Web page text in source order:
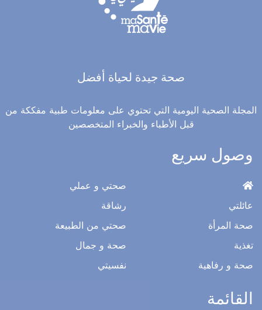
صحة جيدة لحياة أفضل
المجلة الصحية اليومية التي تحتوي على معلومات طبية مفككة من
قبل الأطباء والخبراء المتخصصين
وصول سريع
عائلتي
صحة المرأة
تغذية
صحة و رفاهية
صحتي و عملي
رشاقة
صحتي من الطبيعة
صحة و جمال
نفسيتي
القائمة